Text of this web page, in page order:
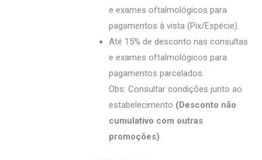
e exames oftalmológicos para
pagamentos à vista (Pix/Espécie).
Até 15% de desconto nas consultas
e exames oftalmológicos para
pagamentos parcelados.
Obs: Consultar condições junto ao
estabelecimento (Desconto não
cumulativo com outras
promoções).